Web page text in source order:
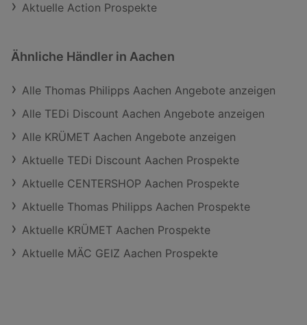
Aktuelle Action Prospekte
Ähnliche Händler in Aachen
Alle Thomas Philipps Aachen Angebote anzeigen
Alle TEDi Discount Aachen Angebote anzeigen
Alle KRÜMET Aachen Angebote anzeigen
Aktuelle TEDi Discount Aachen Prospekte
Aktuelle CENTERSHOP Aachen Prospekte
Aktuelle Thomas Philipps Aachen Prospekte
Aktuelle KRÜMET Aachen Prospekte
Aktuelle MÄC GEIZ Aachen Prospekte